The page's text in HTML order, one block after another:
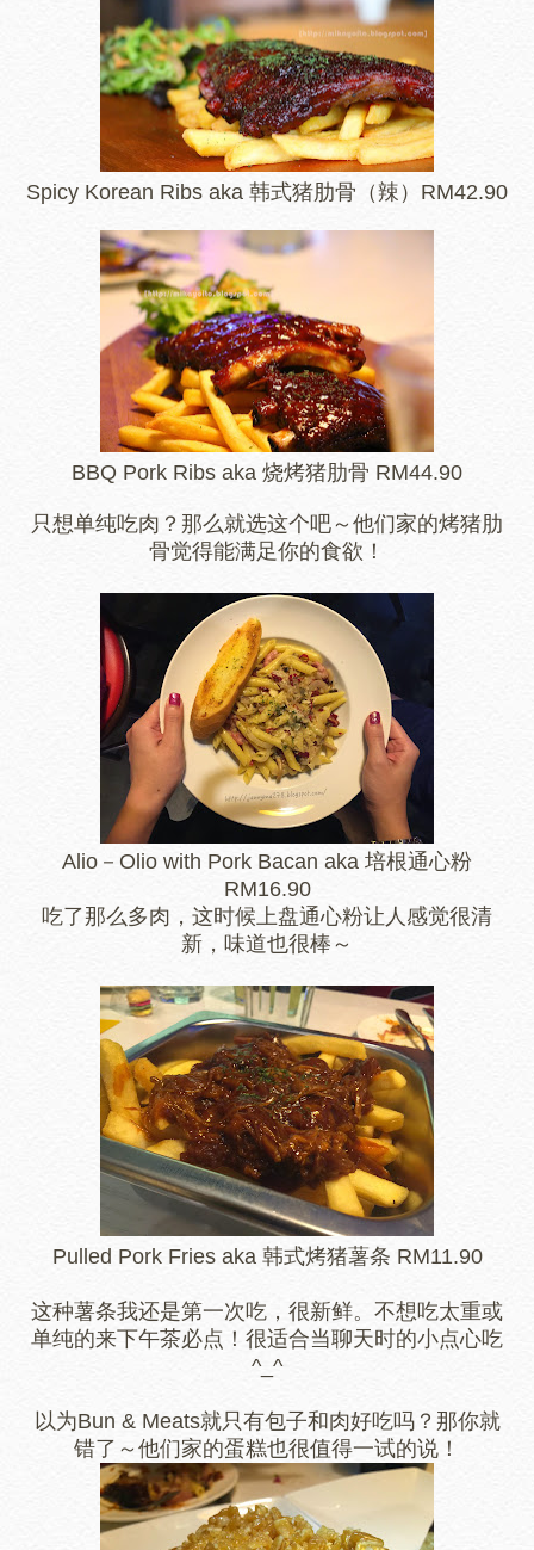
Spicy Korean Ribs aka 韩式猪肋骨（辣）RM42.90
BBQ Pork Ribs aka 烧烤猪肋骨 RM44.90
只想单纯吃肉？那么就选这个吧～他们家的烤猪肋
骨觉得能满足你的食欲！
Alio－Olio with Pork Bacan aka 培根通心粉
RM16.90
吃了那么多肉，这时候上盘通心粉让人感觉很清
新，味道也很棒～
Pulled Pork Fries aka 韩式烤猪薯条 RM11.90
这种薯条我还是第一次吃，很新鲜。不想吃太重或
单纯的来下午茶必点！很适合当聊天时的小点心吃
^_^
以为Bun & Meats就只有包子和肉好吃吗？那你就
错了～他们家的蛋糕也很值得一试的说！